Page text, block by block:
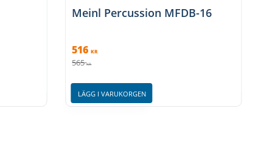
Meinl Percussion MFDB-16
516 KR
565 KR
LÄGG I VARUKORGEN